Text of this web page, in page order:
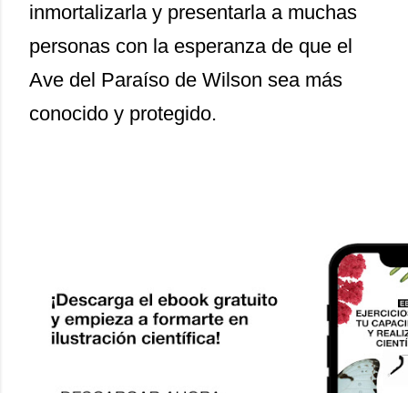
inmortalizarla y presentarla a muchas
personas con la esperanza de que el
Ave del Paraíso de Wilson sea más
conocido y protegido.